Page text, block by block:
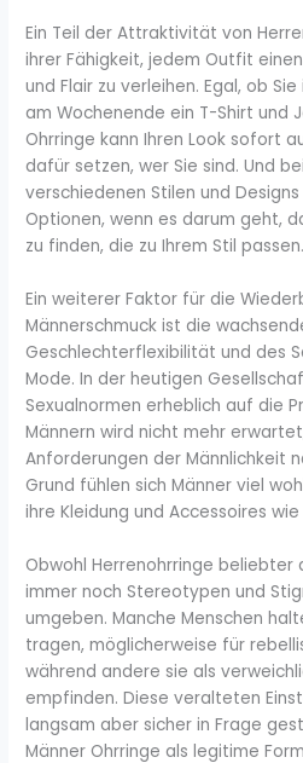
Ein Teil der Attraktivität von
ihrer Fähigkeit, jedem Outfit
und Flair zu verleihen. Egal, ob
am Wochenende ein T-Shirt und
Ohrringe kann Ihren Look sofort
dafür setzen, wer Sie sind. Und
verschiedenen Stilen und
Optionen, wenn es darum geht,
zu finden, die zu Ihrem Stil passen.
Ein weiterer Faktor für die
Männerschmuck ist die
Geschlechterflexibilität und des
Mode. In der heutigen
Sexualnormen erheblich auf die
Männern wird nicht mehr
Anforderungen der Männlichkeit
Grund fühlen sich Männer viel
ihre Kleidung und Accessoires
Obwohl Herrenohrringe beliebter
immer noch Stereotypen und
umgeben. Manche Menschen
tragen, möglicherweise für
während andere sie als
empfinden. Diese veralteten
langsam aber sicher in Frage
Männer Ohrringe als legitime